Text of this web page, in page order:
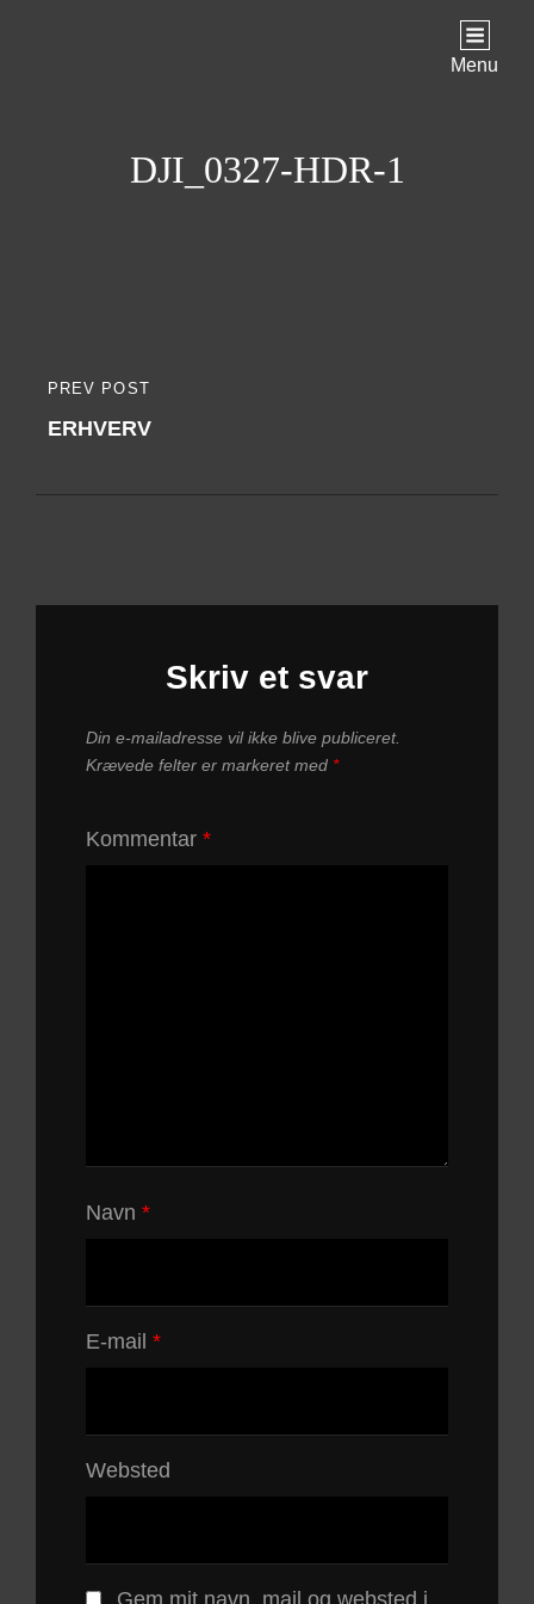
Menu
DJI_0327-HDR-1
Indlægsnavigation
PREVIOUS
POST
PREV POST
ERHVERV
Skriv et svar
Din e-mailadresse vil ikke blive publiceret.
Krævede felter er markeret med *
Kommentar *
Navn *
E-mail *
Websted